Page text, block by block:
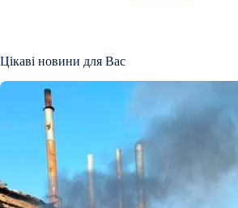
Цікаві новини для Вас